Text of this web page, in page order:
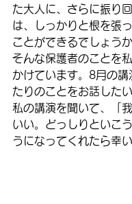
た大人に、さらに振り
は、しっかりと根を張
ことができるでしょうか
そんな保護者のことを
かけています。8月の講
たりのことをお話した
私の講演を聞いて、「
いい。どっしりといこ
うになってくれたら幸い